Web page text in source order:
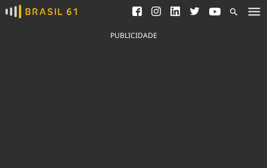
Ver todas as notícias
Saneamento
Indicadores
PUBLICIDADE